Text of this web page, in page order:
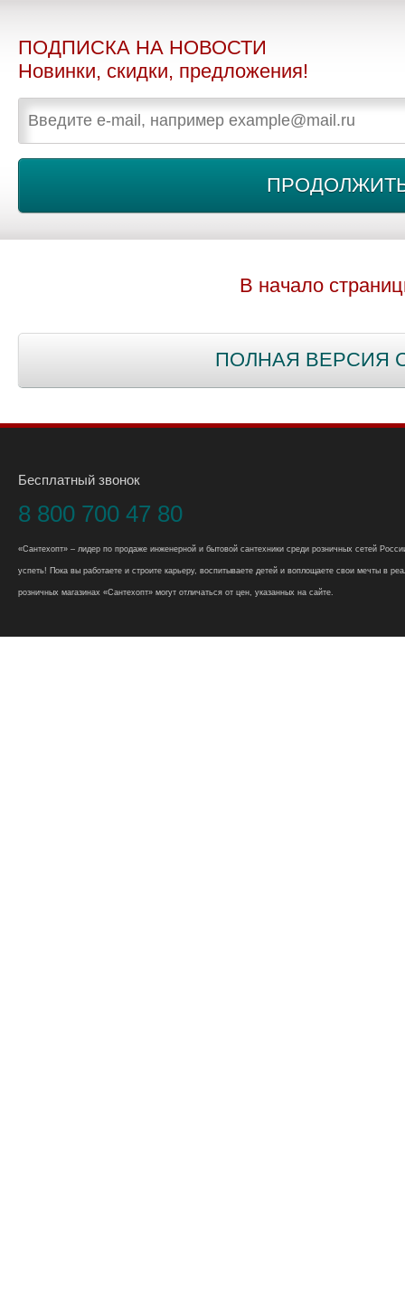
ПОДПИСКА НА НОВОСТИ
Новинки, скидки, предложения!
В начало
ПОЛНАЯ ВЕРСИЯ
Бесплатный звонок
8 800 700 47 80
«Сантехопт» – лидер по продаже инженерной и бытовой сантехники среди розничных сетей
успеть! Пока вы работаете и строите карьеру, воспитываете детей и воплощаете свои мечты в
розничных магазинах «Сантехопт» могут отличаться от цен, указанных на сайте.